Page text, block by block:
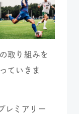
取り組みを
ていきま
ミアリー